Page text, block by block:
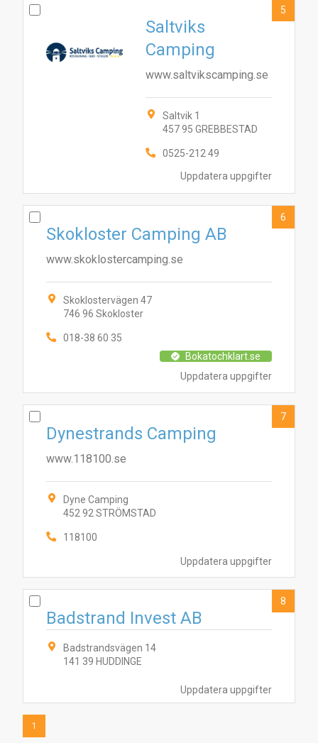
Uppdatera uppgifter
Saltviks
Camping
www.saltvikscamping.se
Saltvik 1
457 95 GREBBESTAD
0525-212 49
5
Uppdatera uppgifter
Skokloster Camping AB
www.skoklostercamping.se
Skoklostervägen 47
746 96 Skokloster
018-38 60 35
Bokatochklart.se
6
Uppdatera uppgifter
Dynestrands Camping
www.118100.se
Dyne Camping
452 92 STRÖMSTAD
118100
7
Uppdatera uppgifter
Badstrand Invest AB
Badstrandsvägen 14
141 39 HUDDINGE
8
1